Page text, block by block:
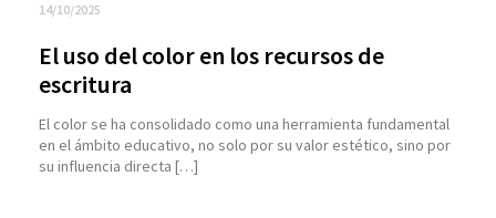
14/10/2025
El uso del color en los recursos de
escritura
El color se ha consolidado como una herramienta fundamental
en el ámbito educativo, no solo por su valor estético, sino por
su influencia directa […]